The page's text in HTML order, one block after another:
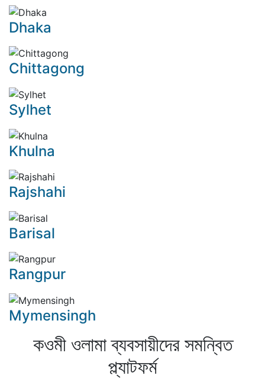
Dhaka
Chittagong
Sylhet
Khulna
Rajshahi
Barisal
Rangpur
Mymensingh
কওমী ওলামা ব্যবসায়ীদের সমন্বিত
প্ল্যাটফর্ম